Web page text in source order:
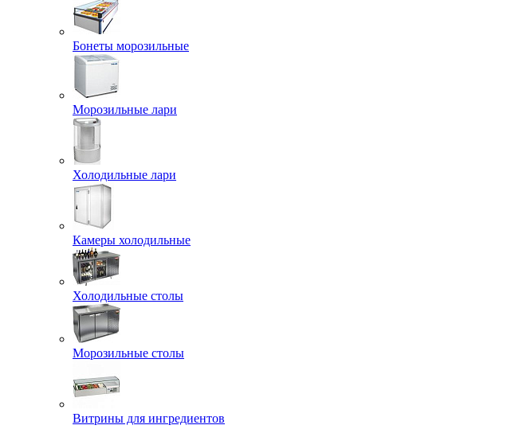
Бонеты морозильные
Морозильные лари
Холодильные лари
Камеры холодильные
Холодильные столы
Морозильные столы
Витрины для ингредиентов